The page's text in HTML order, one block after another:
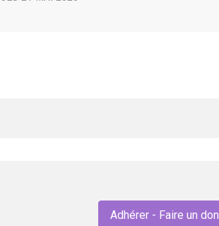
Adhérer - Faire un don